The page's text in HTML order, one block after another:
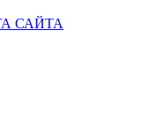
САЙТА